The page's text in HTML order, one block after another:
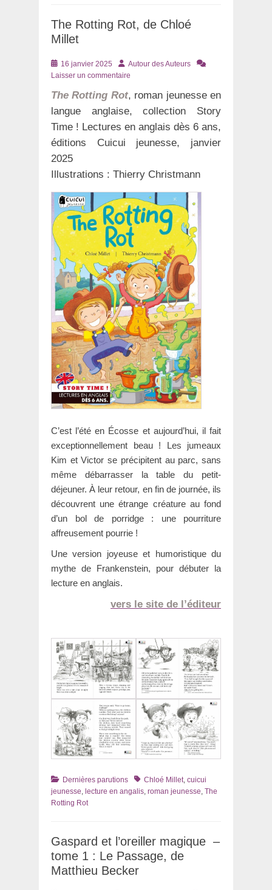
The Rotting Rot, de Chloé
Millet
Posté
le
16 janvier 2025 AuteurAutour des Auteurs
Laisser un commentaire
The Rotting Rot, roman jeunesse en
langue anglaise, collection Story
Time ! Lectures en anglais dès 6 ans,
éditions Cuicui jeunesse, janvier
2025
Illustrations : Thierry Christmann
C’est l’été en Écosse et aujourd’hui, il fait
exceptionnellement beau ! Les jumeaux
Kim et Victor se précipitent au parc, sans
même débarrasser la table du petit-
déjeuner. À leur retour, en fin de journée, ils
découvrent une étrange créature au fond
d’un bol de porridge : une pourriture
affreusement pourrie !
Une version joyeuse et humoristique du
mythe de Frankenstein, pour débuter la
lecture en anglais.
vers le site de l’éditeur
Catégories
Dernières parutions TagsChloé Millet, cuicui
jeunesse, lecture en angalis, roman jeunesse, The
Rotting Rot
Gaspard et l’oreiller magique –
tome 1 : Le Passage, de
Matthieu Becker